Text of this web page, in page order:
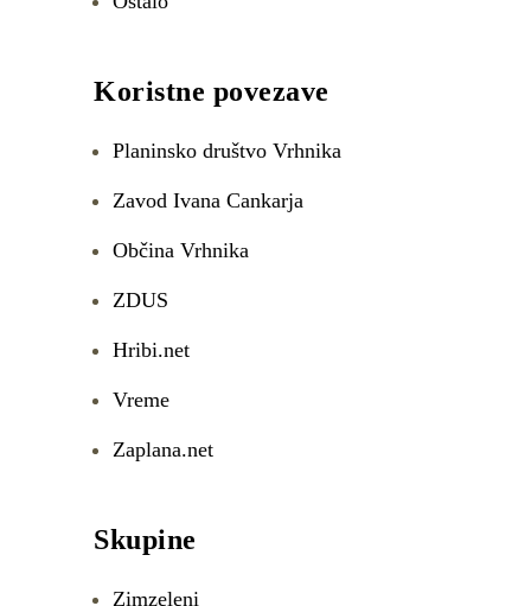
Koristne povezave
Planinsko društvo Vrhnika
Zavod Ivana Cankarja
Občina Vrhnika
ZDUS
Hribi.net
Vreme
Zaplana.net
Skupine
Zimzeleni